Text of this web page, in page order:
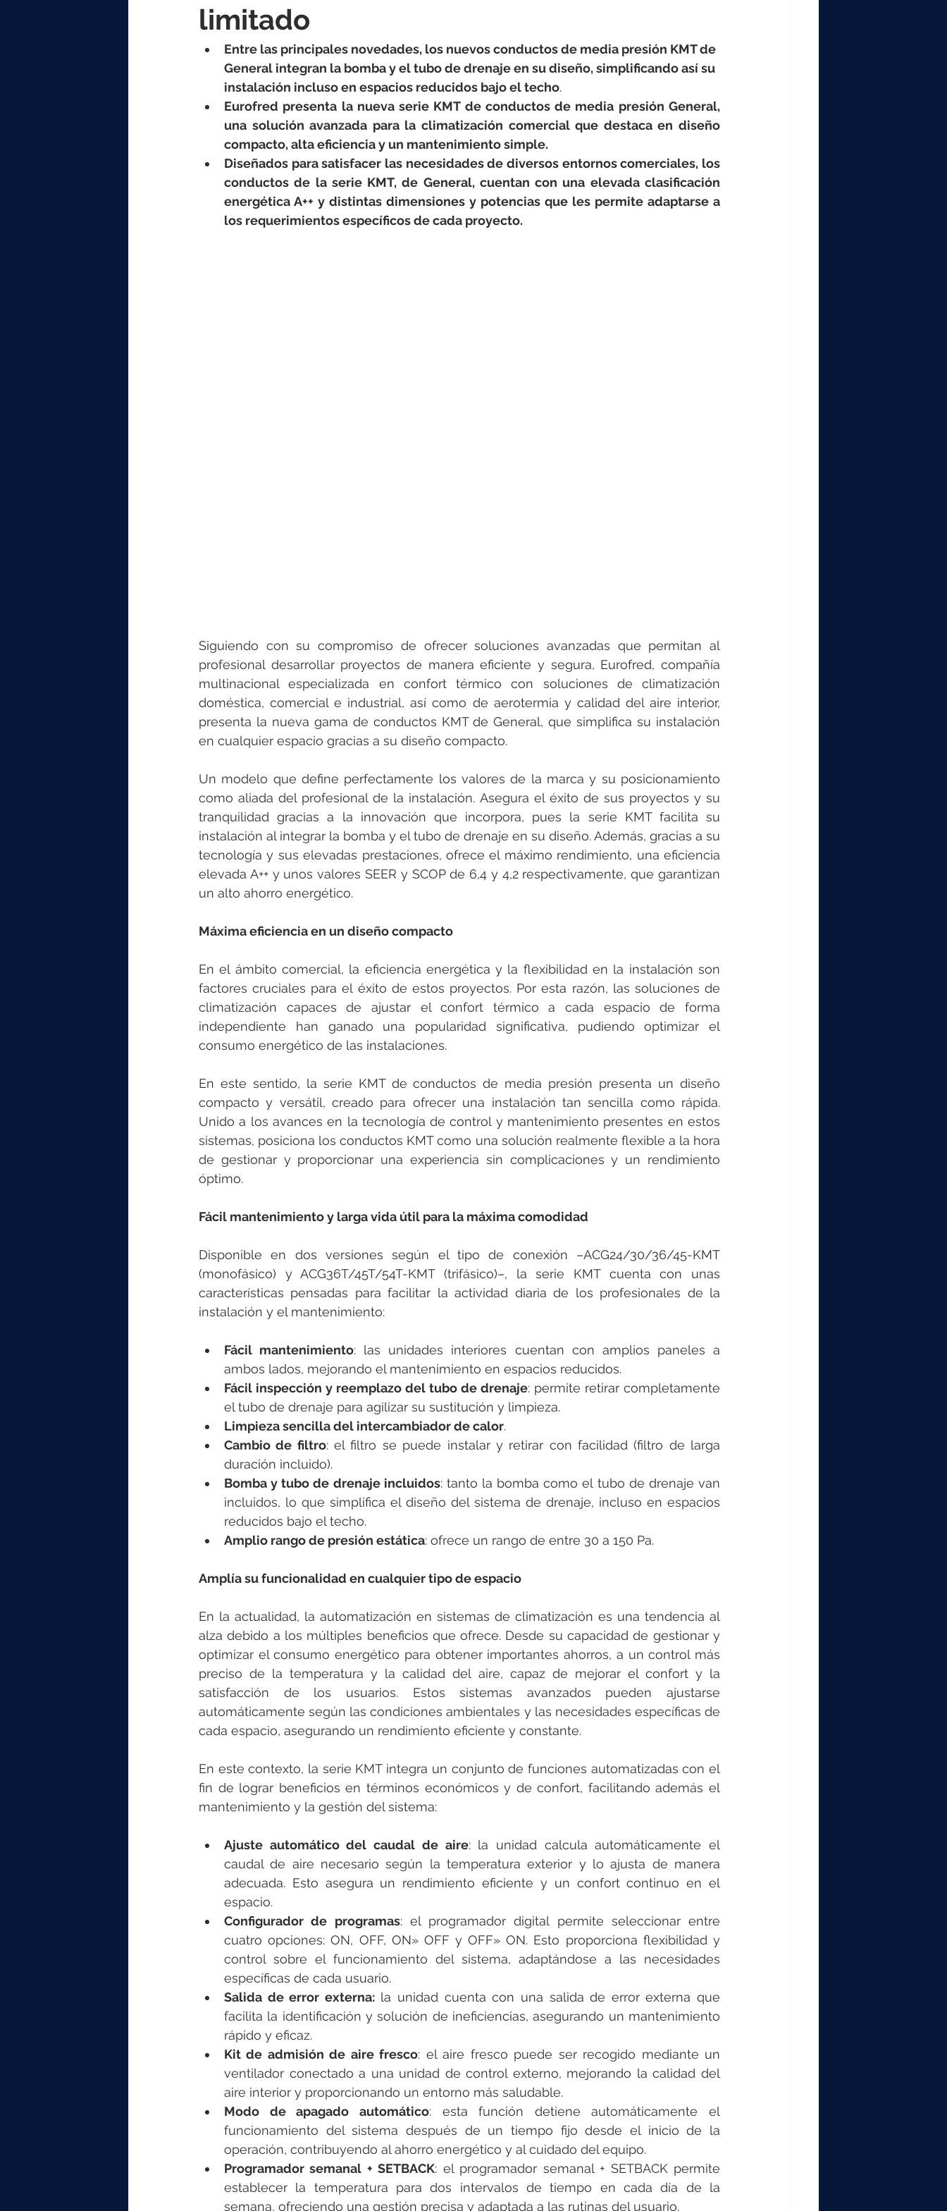
elektrotools-P065000 elektrotools-P040000 elektrotools-P059000 elektrotools-P002000
elektrotools-P045000 elektrotools-P052000 elektrotools-P01961 elektrotools-P064000
elektrotools-P099000 elektrotools-P046000
limitado
Entre las principales novedades, los nuevos conductos de media presión KMT de
General integran la bomba y el tubo de drenaje en su diseño, simplificando así su
instalación incluso en espacios reducidos bajo el techo.
Eurofred presenta la nueva serie KMT de conductos de media presión General,
una solución avanzada para la climatización comercial que destaca en diseño
compacto, alta eficiencia y un mantenimiento simple.
Diseñados para satisfacer las necesidades de diversos entornos comerciales, los
conductos de la serie KMT, de General, cuentan con una elevada clasificación
energética A++ y distintas dimensiones y potencias que les permite adaptarse a
los requerimientos específicos de cada proyecto.
Siguiendo con su compromiso de ofrecer soluciones avanzadas que permitan al
profesional desarrollar proyectos de manera eficiente y segura, Eurofred, compañía
multinacional especializada en confort térmico con soluciones de climatización
doméstica, comercial e industrial, así como de aerotermia y calidad del aire interior,
presenta la nueva gama de conductos KMT de General, que simplifica su instalación
en cualquier espacio gracias a su diseño compacto.
Un modelo que define perfectamente los valores de la marca y su posicionamiento
como aliada del profesional de la instalación. Asegura el éxito de sus proyectos y su
tranquilidad gracias a la innovación que incorpora, pues la serie KMT facilita su
instalación al integrar la bomba y el tubo de drenaje en su diseño. Además, gracias a su
tecnología y sus elevadas prestaciones, ofrece el máximo rendimiento, una eficiencia
elevada A++ y unos valores SEER y SCOP de 6,4 y 4,2 respectivamente, que garantizan
un alto ahorro energético.
Máxima eficiencia en un diseño compacto
En el ámbito comercial, la eficiencia energética y la flexibilidad en la instalación son
factores cruciales para el éxito de estos proyectos. Por esta razón, las soluciones de
climatización capaces de ajustar el confort térmico a cada espacio de forma
independiente han ganado una popularidad significativa, pudiendo optimizar el
consumo energético de las instalaciones.
En este sentido, la serie KMT de conductos de media presión presenta un diseño
compacto y versátil, creado para ofrecer una instalación tan sencilla como rápida.
Unido a los avances en la tecnología de control y mantenimiento presentes en estos
sistemas, posiciona los conductos KMT como una solución realmente flexible a la hora
de gestionar y proporcionar una experiencia sin complicaciones y un rendimiento
óptimo.
Fácil mantenimiento y larga vida útil para la máxima comodidad
Disponible en dos versiones según el tipo de conexión –ACG24/30/36/45-KMT
(monofásico) y ACG36T/45T/54T-KMT (trifásico)–, la serie KMT cuenta con unas
características pensadas para facilitar la actividad diaria de los profesionales de la
instalación y el mantenimiento:
Fácil mantenimiento: las unidades interiores cuentan con amplios paneles a
ambos lados, mejorando el mantenimiento en espacios reducidos.
Fácil inspección y reemplazo del tubo de drenaje: permite retirar completamente
el tubo de drenaje para agilizar su sustitución y limpieza.
Limpieza sencilla del intercambiador de calor.
Cambio de filtro: el filtro se puede instalar y retirar con facilidad (filtro de larga
duración incluido).
Bomba y tubo de drenaje incluidos: tanto la bomba como el tubo de drenaje van
incluidos, lo que simplifica el diseño del sistema de drenaje, incluso en espacios
reducidos bajo el techo.
Amplio rango de presión estática: ofrece un rango de entre 30 a 150 Pa.
Amplía su funcionalidad en cualquier tipo de espacio
En la actualidad, la automatización en sistemas de climatización es una tendencia al
alza debido a los múltiples beneficios que ofrece. Desde su capacidad de gestionar y
optimizar el consumo energético para obtener importantes ahorros, a un control más
preciso de la temperatura y la calidad del aire, capaz de mejorar el confort y la
satisfacción de los usuarios. Estos sistemas avanzados pueden ajustarse
automáticamente según las condiciones ambientales y las necesidades específicas de
cada espacio, asegurando un rendimiento eficiente y constante.
En este contexto, la serie KMT integra un conjunto de funciones automatizadas con el
fin de lograr beneficios en términos económicos y de confort, facilitando además el
mantenimiento y la gestión del sistema:
Ajuste automático del caudal de aire: la unidad calcula automáticamente el
caudal de aire necesario según la temperatura exterior y lo ajusta de manera
adecuada. Esto asegura un rendimiento eficiente y un confort continuo en el
espacio.
Configurador de programas: el programador digital permite seleccionar entre
cuatro opciones: ON, OFF, ON» OFF y OFF» ON. Esto proporciona flexibilidad y
control sobre el funcionamiento del sistema, adaptándose a las necesidades
específicas de cada usuario.
Salida de error externa: la unidad cuenta con una salida de error externa que
facilita la identificación y solución de ineficiencias, asegurando un mantenimiento
rápido y eficaz.
Kit de admisión de aire fresco: el aire fresco puede ser recogido mediante un
ventilador conectado a una unidad de control externo, mejorando la calidad del
aire interior y proporcionando un entorno más saludable.
Modo de apagado automático: esta función detiene automáticamente el
funcionamiento del sistema después de un tiempo fijo desde el inicio de la
operación, contribuyendo al ahorro energético y al cuidado del equipo.
Programador semanal + SETBACK: el programador semanal + SETBACK permite
establecer la temperatura para dos intervalos de tiempo en cada día de la
semana, ofreciendo una gestión precisa y adaptada a las rutinas del usuario.